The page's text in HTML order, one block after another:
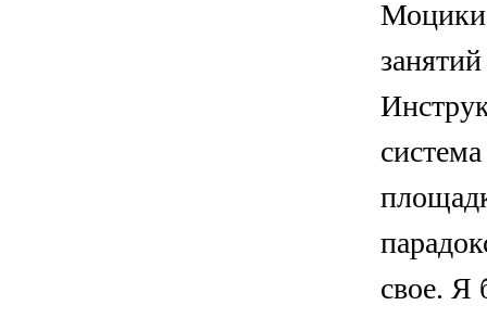
Моцики
свое. Я